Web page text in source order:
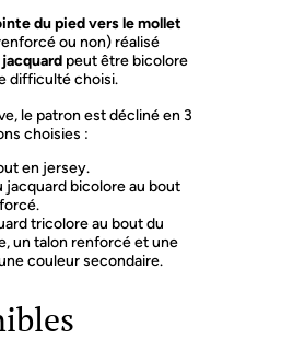
du pied vers le mollet
ou non) réalisé
jacquard peut être bicolore
difficulté choisi.
le patron est décliné en 3
choisies :
en jersey.
jacquard bicolore au bout
tricolore au bout du
un talon renforcé et une
couleur secondaire.